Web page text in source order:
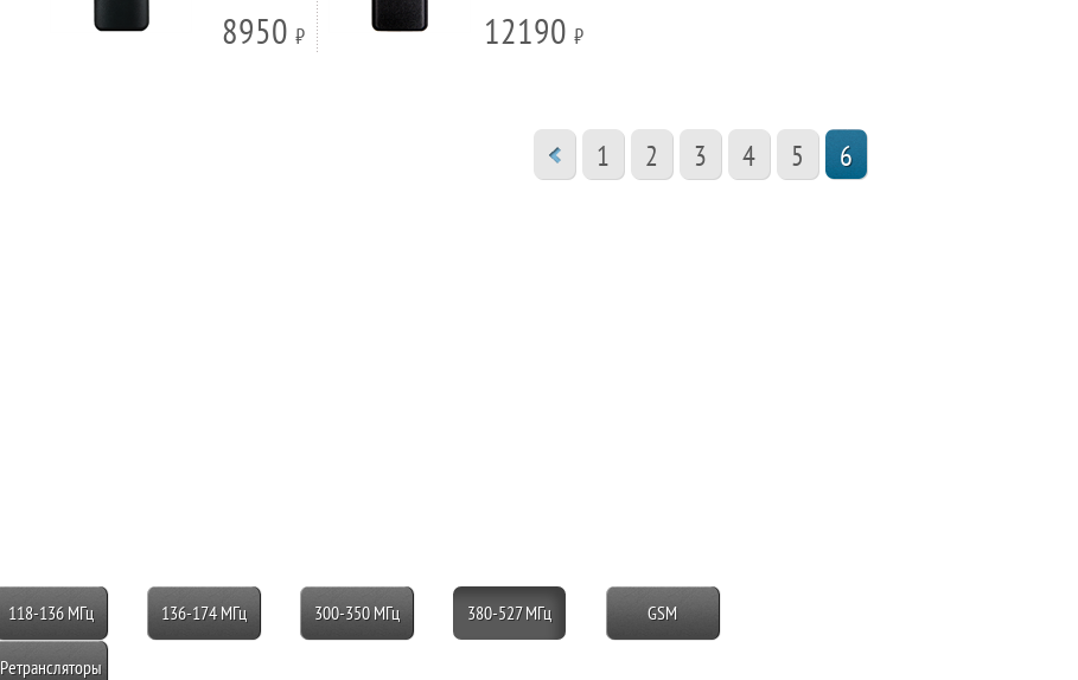
8950 ⃏ 12190 ⃏
1 2 3 4 5 6
118-136 МГц 136-174 МГц 300-350 МГц 380-527 МГц GSM
Ретрансляторы